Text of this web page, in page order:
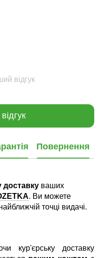
відгук
Повернення
доставку ваших
. Ви можете
точці видачі.
кур'єрську доставку